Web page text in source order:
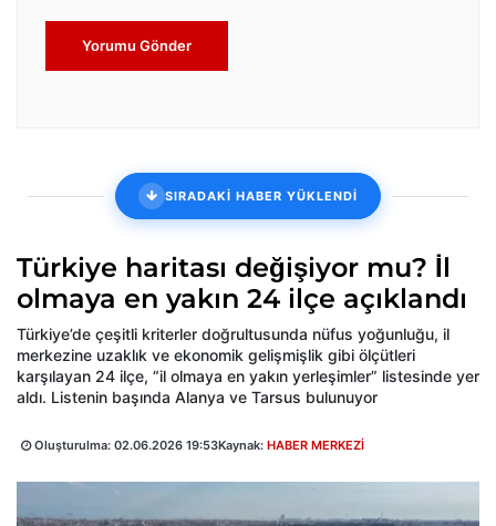
Yorumu Gönder
SIRADAKİ HABER YÜKLENDİ
Türkiye haritası değişiyor mu? İl
olmaya en yakın 24 ilçe açıklandı
Türkiye’de çeşitli kriterler doğrultusunda nüfus yoğunluğu, il
merkezine uzaklık ve ekonomik gelişmişlik gibi ölçütleri
karşılayan 24 ilçe, “il olmaya en yakın yerleşimler” listesinde yer
aldı. Listenin başında Alanya ve Tarsus bulunuyor
Oluşturulma: 02.06.2026 19:53Kaynak: HABER MERKEZİ